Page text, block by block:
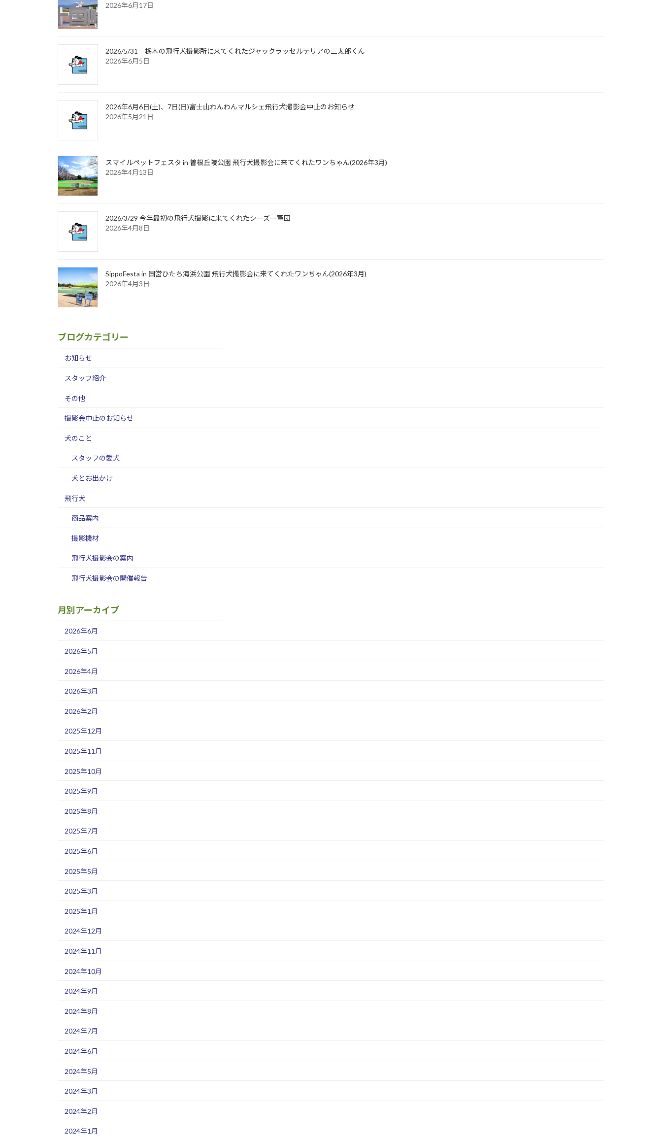
2026年6月17日
2026/5/31 栃木の飛行犬撮影所に来てくれたジャックラッセルテリアの三太郎くん
2026年6月5日
2026年6月6日(土)、7日(日)富士山わんわんマルシェ飛行犬撮影会中止のお知らせ
2026年5月21日
スマイルペットフェスタ in 曽根丘陵公園 飛行犬撮影会に来てくれたワンちゃん(2026年3月)
2026年4月13日
2026/3/29 今年最初の飛行犬撮影に来てくれたシーズー軍団
2026年4月8日
SippoFesta in 国営ひたち海浜公園 飛行犬撮影会に来てくれたワンちゃん(2026年3月)
2026年4月3日
ブログカテゴリー
お知らせ
スタッフ紹介
その他
撮影会中止のお知らせ
犬のこと
スタッフの愛犬
犬とお出かけ
飛行犬
商品案内
撮影機材
飛行犬撮影会の案内
飛行犬撮影会の開催報告
月別アーカイブ
2026年6月
2026年5月
2026年4月
2026年3月
2026年2月
2025年12月
2025年11月
2025年10月
2025年9月
2025年8月
2025年7月
2025年6月
2025年5月
2025年3月
2025年1月
2024年12月
2024年11月
2024年10月
2024年9月
2024年8月
2024年7月
2024年6月
2024年5月
2024年3月
2024年2月
2024年1月